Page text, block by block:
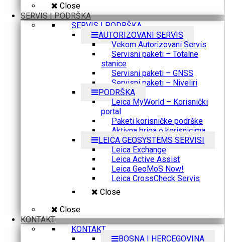
Close
SERVIS I PODRŠKA
SERVIS I PODRŠKA
AUTORIZOVANI SERVIS
Vekom Autorizovani Servis
Servisni paketi – Totalne
stanice
Servisni paketi – GNSS
Servisni paketi – Niveliri
PODRŠKA
Leica MyWorld – Korisnički
portal
Paketi korisničke podrške
Aktivna briga o korisnicima
LEICA GEOSYSTEMS SERVISI
Leica Exchange
Leica Active Assist
Leica GeoMoS Now!
Leica CrossCheck Servis
Close
Close
KONTAKT
KONTAKT
BOSNA I HERCEGOVINA